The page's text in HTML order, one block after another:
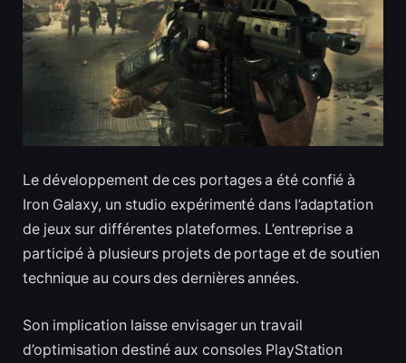
Le développement de ces portages a été confié à
Iron Galaxy, un studio expérimenté dans l’adaptation
de jeux sur différentes plateformes. L’entreprise a
participé à plusieurs projets de portage et de soutien
technique au cours des dernières années.
Son implication laisse envisager un travail
d’optimisation destiné aux consoles PlayStation